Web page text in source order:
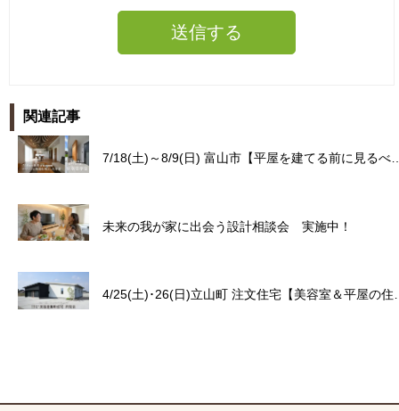
関連記事
未来の我が家に出会う設計相談会 実施中！
4/25(土)･26(